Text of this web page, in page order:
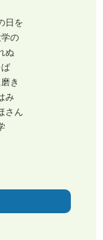
日を
の
ぬ
き
み
さん